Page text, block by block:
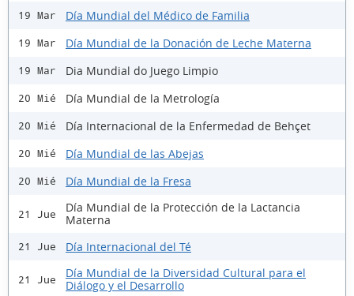
19 Mar Día Mundial del Médico de Familia
19 Mar Día Mundial de la Donación de Leche Materna
19 Mar Dia Mundial do Juego Limpio
20 Mié Día Mundial de la Metrología
20 Mié Día Internacional de la Enfermedad de Behçet
20 Mié Día Mundial de las Abejas
20 Mié Día Mundial de la Fresa
21 Jue
Día Mundial de la Protección de la Lactancia
Materna
21 Jue Día Internacional del Té
21 Jue
Día Mundial de la Diversidad Cultural para el
Diálogo y el Desarrollo